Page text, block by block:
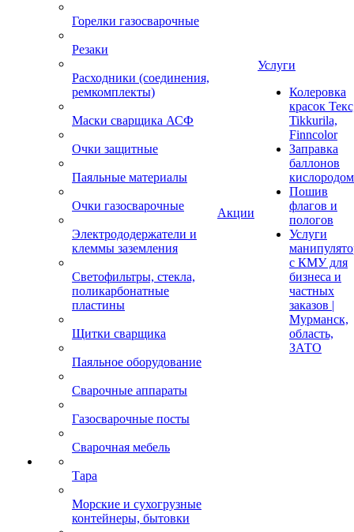
Горелки газосварочные
Резаки
Расходники (соединения,
ремкомплекты)
Маски сварщика АСФ
Очки защитные
Паяльные материалы
Очки газосварочные
Электрододержатели и
клеммы заземления
Светофильтры, стекла,
поликарбонатные
пластины
Щитки сварщика
Паяльное оборудование
Сварочные аппараты
Газосварочные посты
Сварочная мебель
Тара
Морские и сухогрузные
контейнеры, бытовки
Акции
Услуги
Колеровка
красок
Tikkurila,
Finncolor
Заправка
баллонов
кислородом
Пошив
флагов и
пологов
Услуги
с КМУ для
бизнеса и
частных
заказов |
Мурманск,
область,
ЗАТО